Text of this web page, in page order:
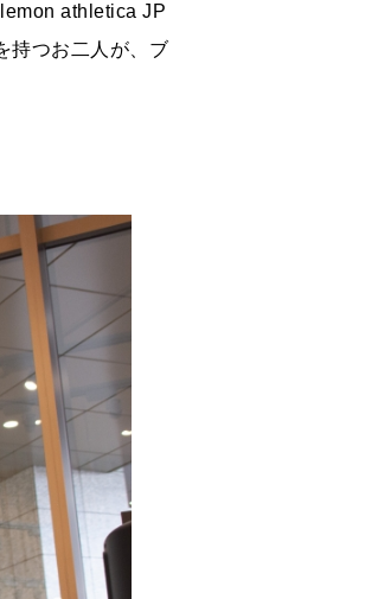
athletica JP
持つお二人が、ブ